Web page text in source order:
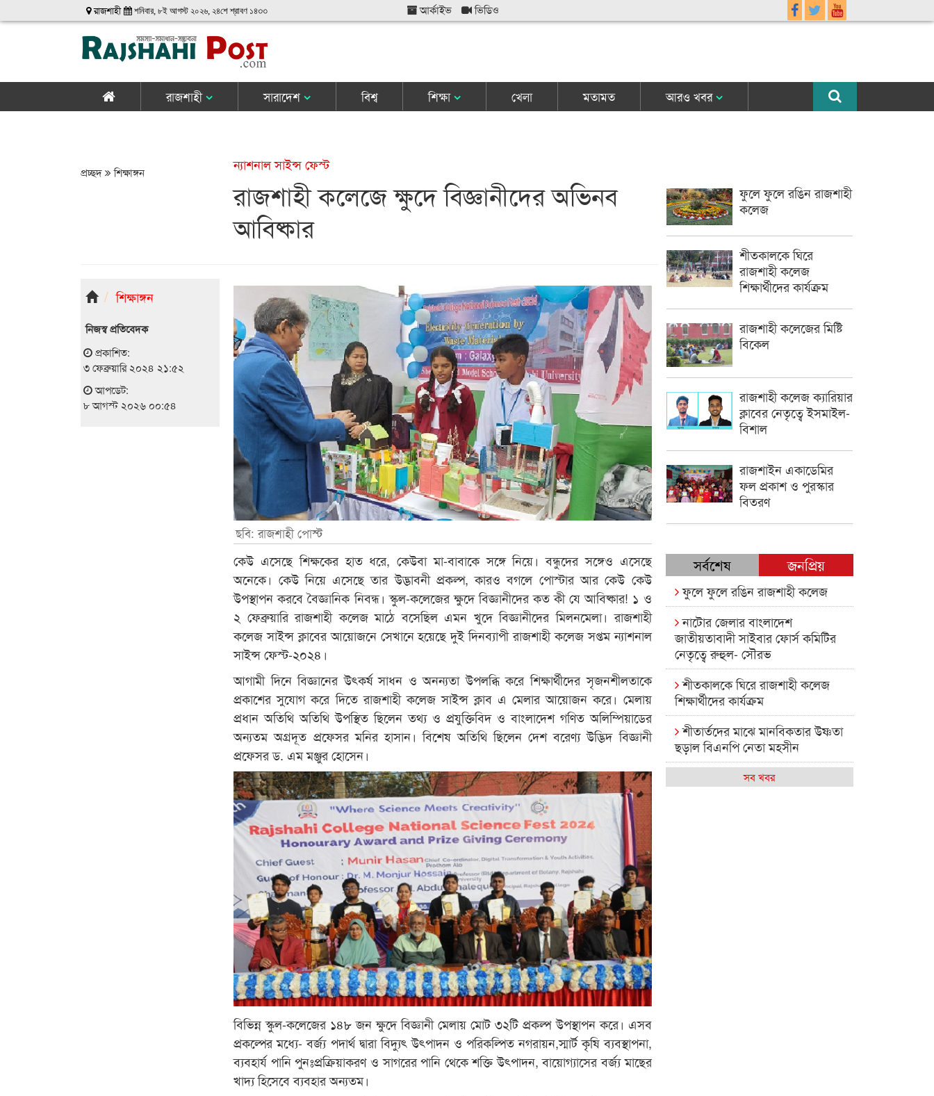
রাজশাহী শনিবার, ৮ই আগস্ট ২০২৬, ২৪শে শ্রাবণ ১৪৩৩ আর্কাইভ ভিডিও
রাজশাহী সারাদেশ বিশ্ব শিক্ষা খেলা মতামত আরও খবর
প্রচ্ছদ শিক্ষাঙ্গন ন্যাশনাল সাইন্স ফেস্ট
রাজশাহী কলেজে ক্ষুদে বিজ্ঞানীদের অভিনব
আবিষ্কার
শিক্ষাঙ্গন
নিজস্ব প্রতিবেদক
প্রকাশিত:
৩ ফেব্রুয়ারি ২০২৪ ২১:৫২
আপডেট:
৮ আগস্ট ২০২৬ ০০:৫৪
ছবি: রাজশাহী পোস্ট
কেউ এসেছে শিক্ষকের হাত ধরে, কেউবা মা-বাবাকে সঙ্গে নিয়ে। বন্ধুদের সঙ্গেও এসেছে
অনেকে। কেউ নিয়ে এসেছে তার উদ্ভাবনী প্রকল্প, কারও বগলে পোস্টার আর কেউ কেউ
উপস্থাপন করবে বৈজ্ঞানিক নিবন্ধ। স্কুল-কলেজের ক্ষুদে বিজ্ঞানীদের কত কী যে আবিষ্কার! ১ ও
২ ফেব্রুয়ারি রাজশাহী কলেজ মাঠে বসেছিল এমন খুদে বিজ্ঞানীদের মিলনমেলা। রাজশাহী
কলেজ সাইন্স ক্লাবের আয়োজনে সেখানে হয়েছে দুই দিনব্যাপী রাজশাহী কলেজ সপ্তম ন্যাশনাল
সাইন্স ফেস্ট-২০২৪।
আগামী দিনে বিজ্ঞানের উৎকর্ষ সাধন ও অনন্যতা উপলব্ধি করে শিক্ষার্থীদের সৃজনশীলতাকে
প্রকাশের সুযোগ করে দিতে রাজশাহী কলেজ সাইন্স ক্লাব এ মেলার আয়োজন করে। মেলায়
প্রধান অতিথি অতিথি উপস্থিত ছিলেন তথ্য ও প্রযুক্তিবিদ ও বাংলাদেশ গণিত অলিম্পিয়াডের
অন্যতম অগ্রদূত প্রফেসর মনির হাসান। বিশেষ অতিথি ছিলেন দেশ বরেণ্য উদ্ভিদ বিজ্ঞানী
প্রফেসর ড. এম মঞ্জুর হোসেন।
বিভিন্ন স্কুল-কলেজের ১৪৮ জন ক্ষুদে বিজ্ঞানী মেলায় মোট ৩২টি প্রকল্প উপস্থাপন করে। এসব
প্রকল্পের মধ্যে- বর্জ্য পদার্থ দ্বারা বিদ্যুৎ উৎপাদন ও পরিকল্পিত নগরায়ন,স্মার্ট কৃষি ব্যবস্থাপনা,
ব্যবহার্য পানি পুনঃপ্রক্রিয়াকরণ ও সাগরের পানি থেকে শক্তি উৎপাদন, বায়োগ্যাসের বর্জ্য মাছের
খাদ্য হিসেবে ব্যবহার অন্যতম।
ফুলে ফুলে রঙিন রাজশাহী
কলেজ
শীতকালকে ঘিরে
রাজশাহী কলেজ
শিক্ষার্থীদের কার্যক্রম
রাজশাহী কলেজের মিষ্টি
বিকেল
রাজশাহী কলেজ ক্যারিয়ার
ক্লাবের নেতৃত্বে ইসমাইল-
বিশাল
রাজশাইন একাডেমির
ফল প্রকাশ ও পুরস্কার
বিতরণ
সর্বশেষ জনপ্রিয়
ফুলে ফুলে রঙিন রাজশাহী কলেজ
নাটোর জেলার বাংলাদেশ
জাতীয়তাবাদী সাইবার ফোর্স কমিটির
নেতৃত্বে রুহুল- সৌরভ
শীতকালকে ঘিরে রাজশাহী কলেজ
শিক্ষার্থীদের কার্যক্রম
শীতার্তদের মাঝে মানবিকতার উষ্ণতা
ছড়াল বিএনপি নেতা মহসীন
রাজশাহী কলেজের মিষ্টি বিকেল
সব খবর